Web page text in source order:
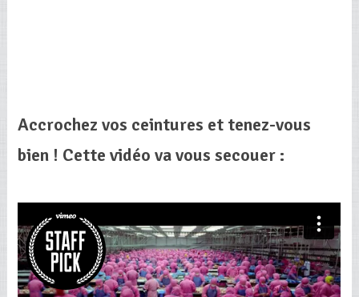
Accrochez vos ceintures et tenez-vous
bien ! Cette vidéo va vous secouer :